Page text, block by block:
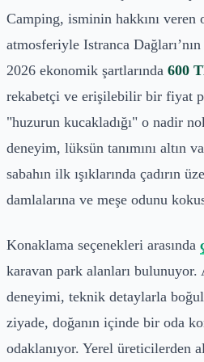
Camping, isminin hakkını veren
atmosferiyle Istranca
2026 ekonomik şartlarında 600
rekabetçi ve erişilebilir bir fiyat
"huzurun kucakladığı" o nadir
deneyim, lüksün tanımını altın
sabahın ilk ışıklarında çadırın
damlalarına ve meşe odunu
Konaklama seçenekleri arasında
karavan park alanları bulunuyor.
deneyimi, teknik detaylarla
ziyade, doğanın içinde bir oda
odaklanıyor. Yerel üreticilerden